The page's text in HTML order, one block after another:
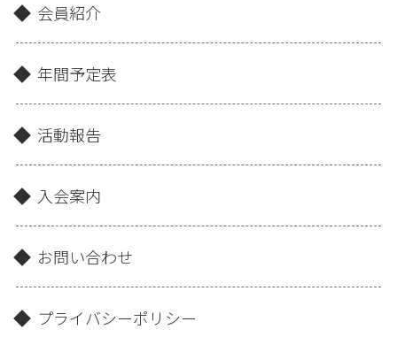
会員紹介
年間予定表
活動報告
入会案内
お問い合わせ
プライバシーポリシー